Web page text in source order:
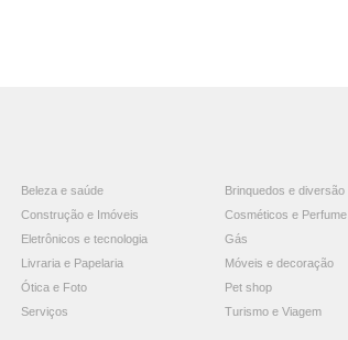
Beleza e saúde
Brinquedos e diversão
Construção e Imóveis
Cosméticos e Perfume
Eletrônicos e tecnologia
Gás
Livraria e Papelaria
Móveis e decoração
Ótica e Foto
Pet shop
Serviços Turismo e Viagem